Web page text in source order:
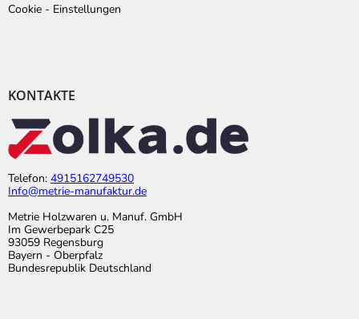
Cookie - Einstellungen
KONTAKTE
Telefon: 4915162749530
Info@metrie-manufaktur.de
Metrie Holzwaren u. Manuf. GmbH
Im Gewerbepark C25
93059 Regensburg
Bayern - Oberpfalz
Bundesrepublik Deutschland